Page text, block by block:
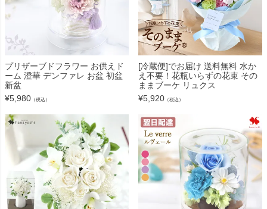
プリザーブドフラワー お供えド
ーム 澄華 デンファレ お盆 初盆
新盆
¥5,980 （税込）
[冷蔵便]でお届け 送料無料 水か
え不要！花瓶いらずの花束 その
ままブーケ リュクス
¥5,920 （税込）